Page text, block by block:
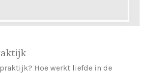
Hoe werkt liefde in de